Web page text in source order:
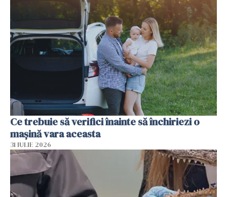
Ce trebuie să verifici înainte să închiriezi o
mașină vara aceasta
31 IULIE 2026